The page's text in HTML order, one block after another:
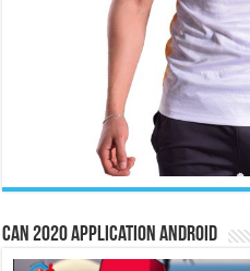
CAN 2020 Application Android